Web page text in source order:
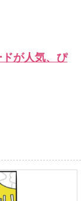
ドが人気、ぴ